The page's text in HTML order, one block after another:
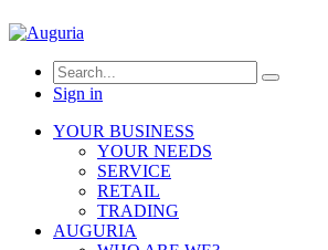
Sign in
YOUR BUSINESS
YOUR NEEDS
SERVICE
RETAIL
TRADING
AUGURIA